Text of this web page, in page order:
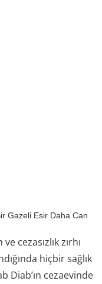
Gazeli Esir Daha Can
cezasızlık zırhı
hiçbir sağlık
Diab’ın cezaevinde